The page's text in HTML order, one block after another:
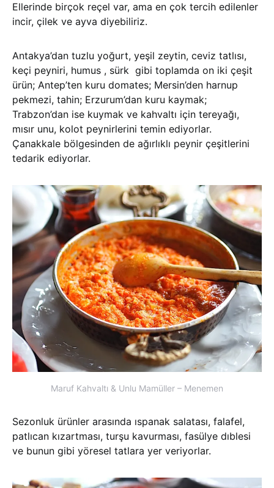
Ellerinde birçok reçel var, ama en çok tercih edilenler
incir, çilek ve ayva diyebiliriz.
Antakya’dan tuzlu yoğurt, yeşil zeytin, ceviz tatlısı,
keçi peyniri, humus , sürk gibi toplamda on iki çeşit
ürün; Antep’ten kuru domates; Mersin’den harnup
pekmezi, tahin; Erzurum’dan kuru kaymak;
Trabzon’dan ise kuymak ve kahvaltı için tereyağı,
mısır unu, kolot peynirlerini temin ediyorlar.
Çanakkale bölgesinden de ağırlıklı peynir çeşitlerini
tedarik ediyorlar.
Maruf Kahvaltı & Unlu Mamüller – Menemen
Sezonluk ürünler arasında ıspanak salatası, falafel,
patlıcan kızartması, turşu kavurması, fasülye dıblesi
ve bunun gibi yöresel tatlara yer veriyorlar.